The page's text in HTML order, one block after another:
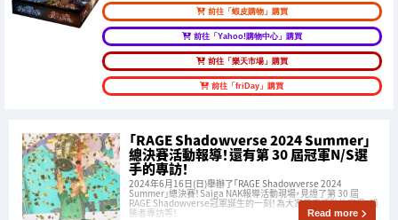
前往「蝦皮購物」購買
前往「Yahoo!購物中心」購買
前往「樂天市場」購買
前往「friDay」購買
「RAGE Shadowverse 2024 Summer」
總決賽活動報導！還有第 30 屆冠軍N/S選
手的專訪！
2024年6月16日(日)舉辦了「RAGE Shadowverse 2024
Summer」總決賽！Saiga NAK報導活動現場，見證了第 30 屆
RAGE Shadowverse冠軍誕生的一刻！為大家帶來活動的實況、獲
勝者專訪等！ Read more